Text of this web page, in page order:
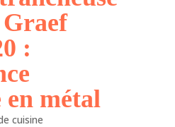
:
en métal
cuisine